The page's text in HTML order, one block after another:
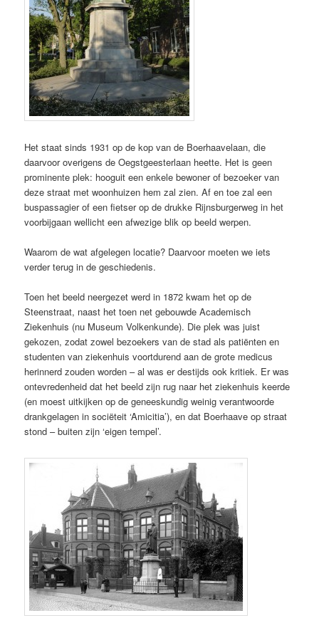
Het staat sinds 1931 op de kop van de Boerhaavelaan, die
daarvoor overigens de Oegstgeesterlaan heette. Het is geen
prominente plek: hooguit een enkele bewoner of bezoeker van
deze straat met woonhuizen hem zal zien. Af en toe zal een
buspassagier of een fietser op de drukke Rijnsburgerweg in het
voorbijgaan wellicht een afwezige blik op beeld werpen.
Waarom de wat afgelegen locatie? Daarvoor moeten we iets
verder terug in de geschiedenis.
Toen het beeld neergezet werd in 1872 kwam het op de
Steenstraat, naast het toen net gebouwde Academisch
Ziekenhuis (nu Museum Volkenkunde). Die plek was juist
gekozen, zodat zowel bezoekers van de stad als patiënten en
studenten van ziekenhuis voortdurend aan de grote medicus
herinnerd zouden worden – al was er destijds ook kritiek. Er was
ontevredenheid dat het beeld zijn rug naar het ziekenhuis keerde
(en moest uitkijken op de geneeskundig weinig verantwoorde
drankgelagen in sociëteit ‘Amicitia’), en dat Boerhaave op straat
stond – buiten zijn ‘eigen tempel’.